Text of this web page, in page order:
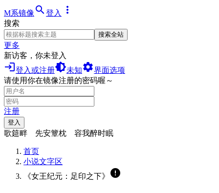
M系镜像 search登入 more_vert
搜索
搜索全站
更多
新访客，你未登入
login登入或注册brightness_medium未知settings界面选项
请使用你在镜像注册的密码喔～
注册
登入
歌筵畔 先安簟枕 容我醉时眠
首页
小说文字区
《女王纪元：足印之下》
error